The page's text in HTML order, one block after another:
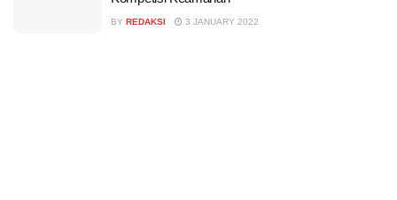
BY REDAKSI 3 JANUARY 2022